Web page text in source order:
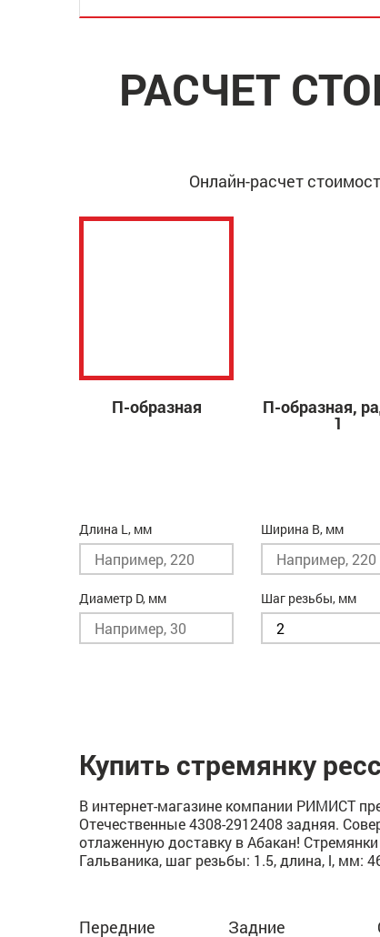
РАСЧЕТ
Онлайн-расчет
П-образная П-образная,
1
Длина L, мм
Диаметр D, мм
Ширина B, мм
Шаг резьбы, мм
Купить стремянку
В интернет-магазине компании РИМИСТ
Отечественные 4308-2912408 задняя.
отлаженную доставку в Абакан!
Гальваника, шаг резьбы: 1.5, длина, l, мм:
Передние Задние